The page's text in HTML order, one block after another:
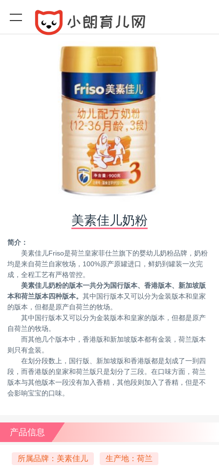
美素佳儿奶粉
简介：
美素佳儿Friso是荷兰皇家菲仕兰旗下的婴幼儿奶粉品牌，奶粉
均是来自荷兰自家牧场，100%原产原罐进口，鲜奶到罐装一次完
成，全程工艺有严格管控。
美素佳儿奶粉的版本一共分为国行版本、香港版本、新加坡版
本和荷兰版本四种版本。 其中国行版本又可以分为金装版本和皇家
的版本，但都是原产自荷兰的牧场。
其中国行版本又可以分为金装版本和皇家的版本，但都是原产
自荷兰的牧场。
而其他几个版本中，香港版和新加坡版本都有金装，荷兰版本
则只有盒装。
在划分段数上，国行版、新加坡版和香港版都是划成了一到四
段，而香港版的皇家和荷兰版只是划分了三段。在口味方面，荷兰
版本与其他版本一段没有加入香精，其他段则加入了香精，但是不
会影响宝宝的口味。
产品信息
所属品牌：美素佳儿 生产地：荷兰